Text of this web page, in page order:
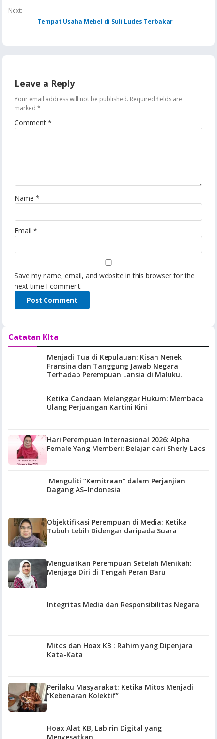
Next:
Tempat Usaha Mebel di Suli Ludes Terbakar
Leave a Reply
Your email address will not be published. Required fields are
marked *
Comment *
Name *
Email *
Save my name, email, and website in this browser for the
next time I comment.
Catatan KIta
Menjadi Tua di Kepulauan: Kisah Nenek
Fransina dan Tanggung Jawab Negara
Terhadap Perempuan Lansia di Maluku.
Ketika Candaan Melanggar Hukum: Membaca
Ulang Perjuangan Kartini Kini
Hari Perempuan Internasional 2026: Alpha
Female Yang Memberi: Belajar dari Sherly Laos
Menguliti “Kemitraan” dalam Perjanjian
Dagang AS–Indonesia
Objektifikasi Perempuan di Media: Ketika
Tubuh Lebih Didengar daripada Suara
Menguatkan Perempuan Setelah Menikah:
Menjaga Diri di Tengah Peran Baru
Integritas Media dan Responsibilitas Negara
Mitos dan Hoax KB : Rahim yang Dipenjara
Kata-Kata
Perilaku Masyarakat: Ketika Mitos Menjadi
“Kebenaran Kolektif”
Hoax Alat KB, Labirin Digital yang
Menyesatkan